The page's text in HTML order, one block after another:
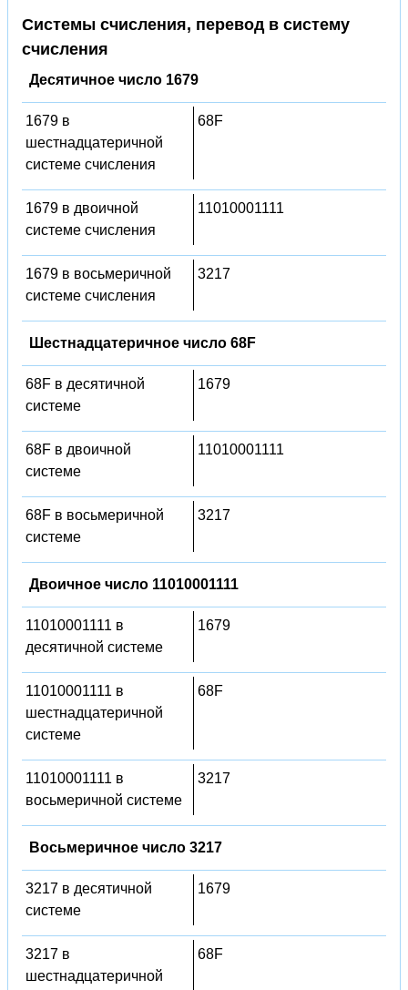
Системы счисления, перевод в систему
счисления
Десятичное число 1679
1679 в
шестнадцатеричной
системе счисления
68F
1679 в двоичной
системе счисления
11010001111
1679 в восьмеричной
системе счисления
3217
Шестнадцатеричное число 68F
68F в десятичной
системе
1679
68F в двоичной
системе
11010001111
68F в восьмеричной
системе
3217
Двоичное число 11010001111
11010001111 в
десятичной системе
1679
11010001111 в
шестнадцатеричной
системе
68F
11010001111 в
восьмеричной системе
3217
Восьмеричное число 3217
3217 в десятичной
системе
1679
3217 в
шестнадцатеричной
68F